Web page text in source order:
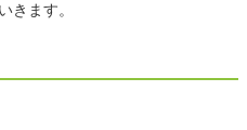
きます。